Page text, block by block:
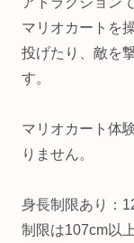
マリオカートを
投げたり、敵を
す。
マリオカート体
りません。
⾝⻑制限あり：
制限は107cm以上